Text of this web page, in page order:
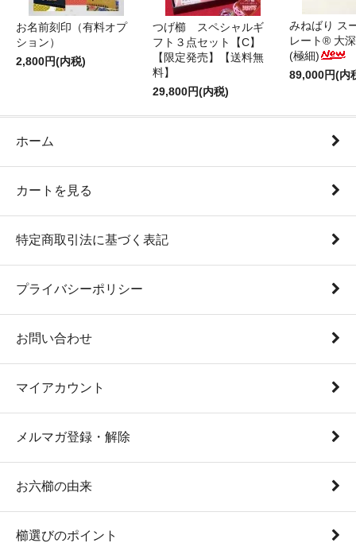
お名前刻印（有料オプ
ション）
2,800円(内税)
つげ櫛 スペシャルギ
フト３点セット【C】
【限定発売】【送料無
料】
29,800円(内税)
みねばり ス
レート® 大
(極細)
89,000円(内
ホーム
カートを見る
特定商取引法に基づく表記
プライバシーポリシー
お問い合わせ
マイアカウント
メルマガ登録・解除
お六櫛の由来
櫛選びのポイント